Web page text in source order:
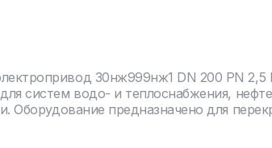
30нж999нж1 DN 200 PN
систем водо- и теплоснабжения,
Оборудование предназначено для